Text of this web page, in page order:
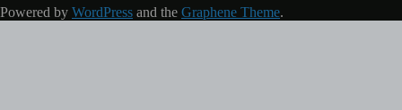
Powered by WordPress and the Graphene Theme.